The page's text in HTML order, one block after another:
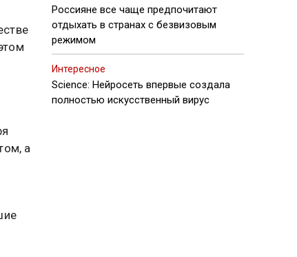
а
Россияне все чаще предпочитают
отдыхать в странах с безвизовым
режимом
Интересное
Science: Нейросеть впервые создала
полностью искусственный вирус